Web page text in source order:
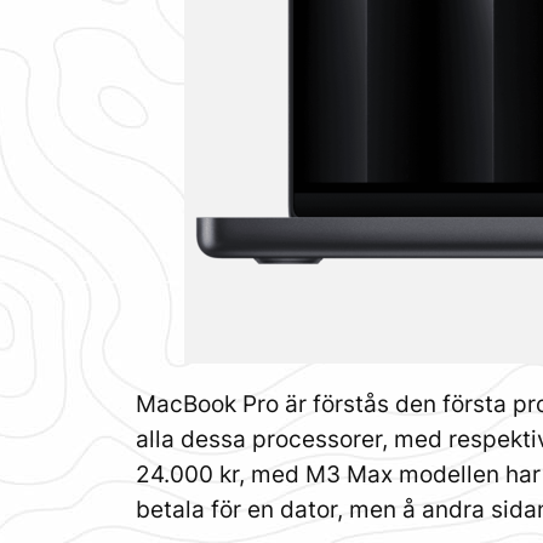
MacBook Pro är förstås den första
alla dessa processorer, med
24.000 kr, med M3 Max modellen
betala för en dator, men å andra